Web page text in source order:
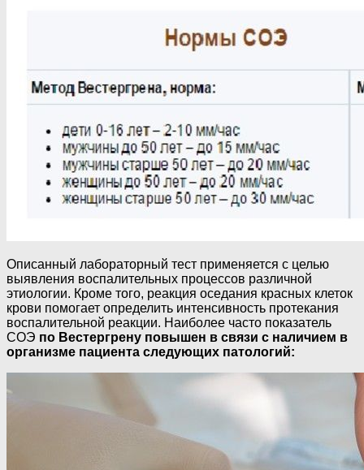
Описанный лабораторный тест применяется с целью
выявления воспалительных процессов различной
этиологии. Кроме того, реакция оседания красных клеток
крови помогает определить интенсивность протекания
воспалительной реакции. Наиболее часто показатель
СОЭ по Вестергрену повышен в связи с наличием в
организме пациента следующих патологий: